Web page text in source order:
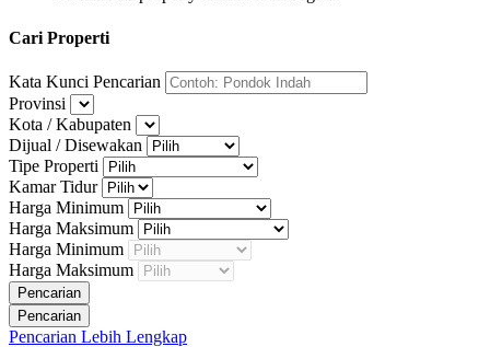
Cari Properti
Kata Kunci Pencarian
Provinsi
Kota / Kabupaten
Dijual / Disewakan
Tipe Properti
Kamar Tidur
Harga Minimum
Harga Maksimum
Harga Minimum
Harga Maksimum
Pencarian Lebih Lengkap